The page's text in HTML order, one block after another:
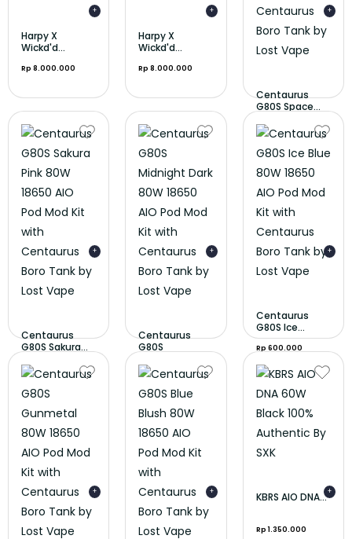
Harpy X
Wickd'd...
Rp 8.000.000
+
Harpy X
Wickd'd...
Rp 8.000.000
+
Centaurus
G80S Space...
Rp 600.000
+
Centaurus
G80S Sakura...
Rp 600.000
+
Centaurus
G80S
Rp 600.000
+
Centaurus
G80S Ice...
Rp 600.000
+
+ + KBRS AIO DNA...
Rp 1.350.000
+